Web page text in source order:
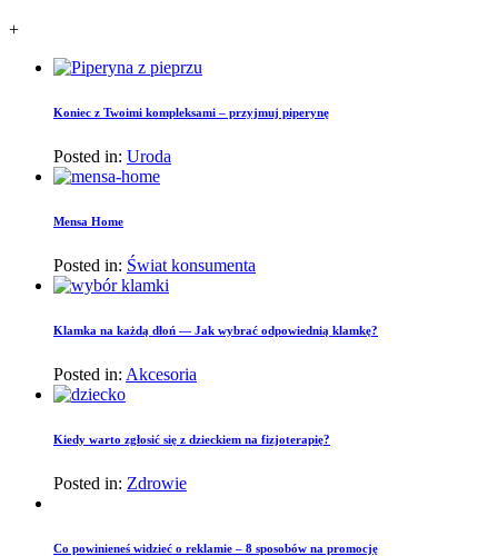
+
Koniec z Twoimi kompleksami – przyjmuj piperynę
Posted in: Uroda
Mensa Home
Posted in: Świat konsumenta
Klamka na każdą dłoń — Jak wybrać odpowiednią klamkę?
Posted in: Akcesoria
Kiedy warto zgłosić się z dzieckiem na fizjoterapię?
Posted in: Zdrowie
Co powinieneś widzieć o reklamie – 8 sposobów na promocję